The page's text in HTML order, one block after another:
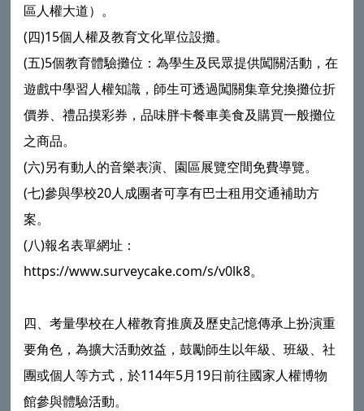
區人權大道）。
(四)15個人權及教育文化單位設攤。
(五)5個教育體驗攤位：為學生及民眾提供闖關活動，在
遊戲中學習人權知識，師生可透過闖關集章兌換攤位折
價券、禮品摸彩券，品味胖卡餐車美食及購買一般攤位
之商品。
(六)另有動人的音樂表演、園區展覽空間免費導覽。
(七)參與學校20人成團者可享有巴士租用交通補助方
案。
(八)報名表單網址：
https://www.surveycake.com/s/v0lk8。
四、考量學校在人權教育推廣及歷史記憶傳承上扮演重
要角色，為擴大活動效益，鼓勵師生以年級、班級、社
團或個人等方式，於114年5月19日前往國家人權博物
館參與體驗活動。